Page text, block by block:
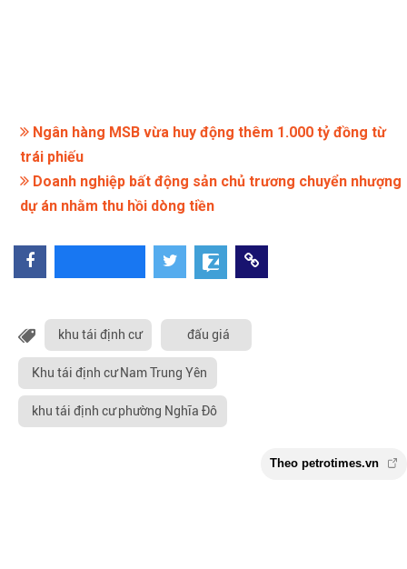
Ngân hàng MSB vừa huy động thêm 1.000 tỷ đồng từ
trái phiếu
Doanh nghiệp bất động sản chủ trương chuyển nhượng
dự án nhằm thu hồi dòng tiền
khu tái định cư đấu giá
Khu tái định cư Nam Trung Yên
khu tái định cư phường Nghĩa Đô